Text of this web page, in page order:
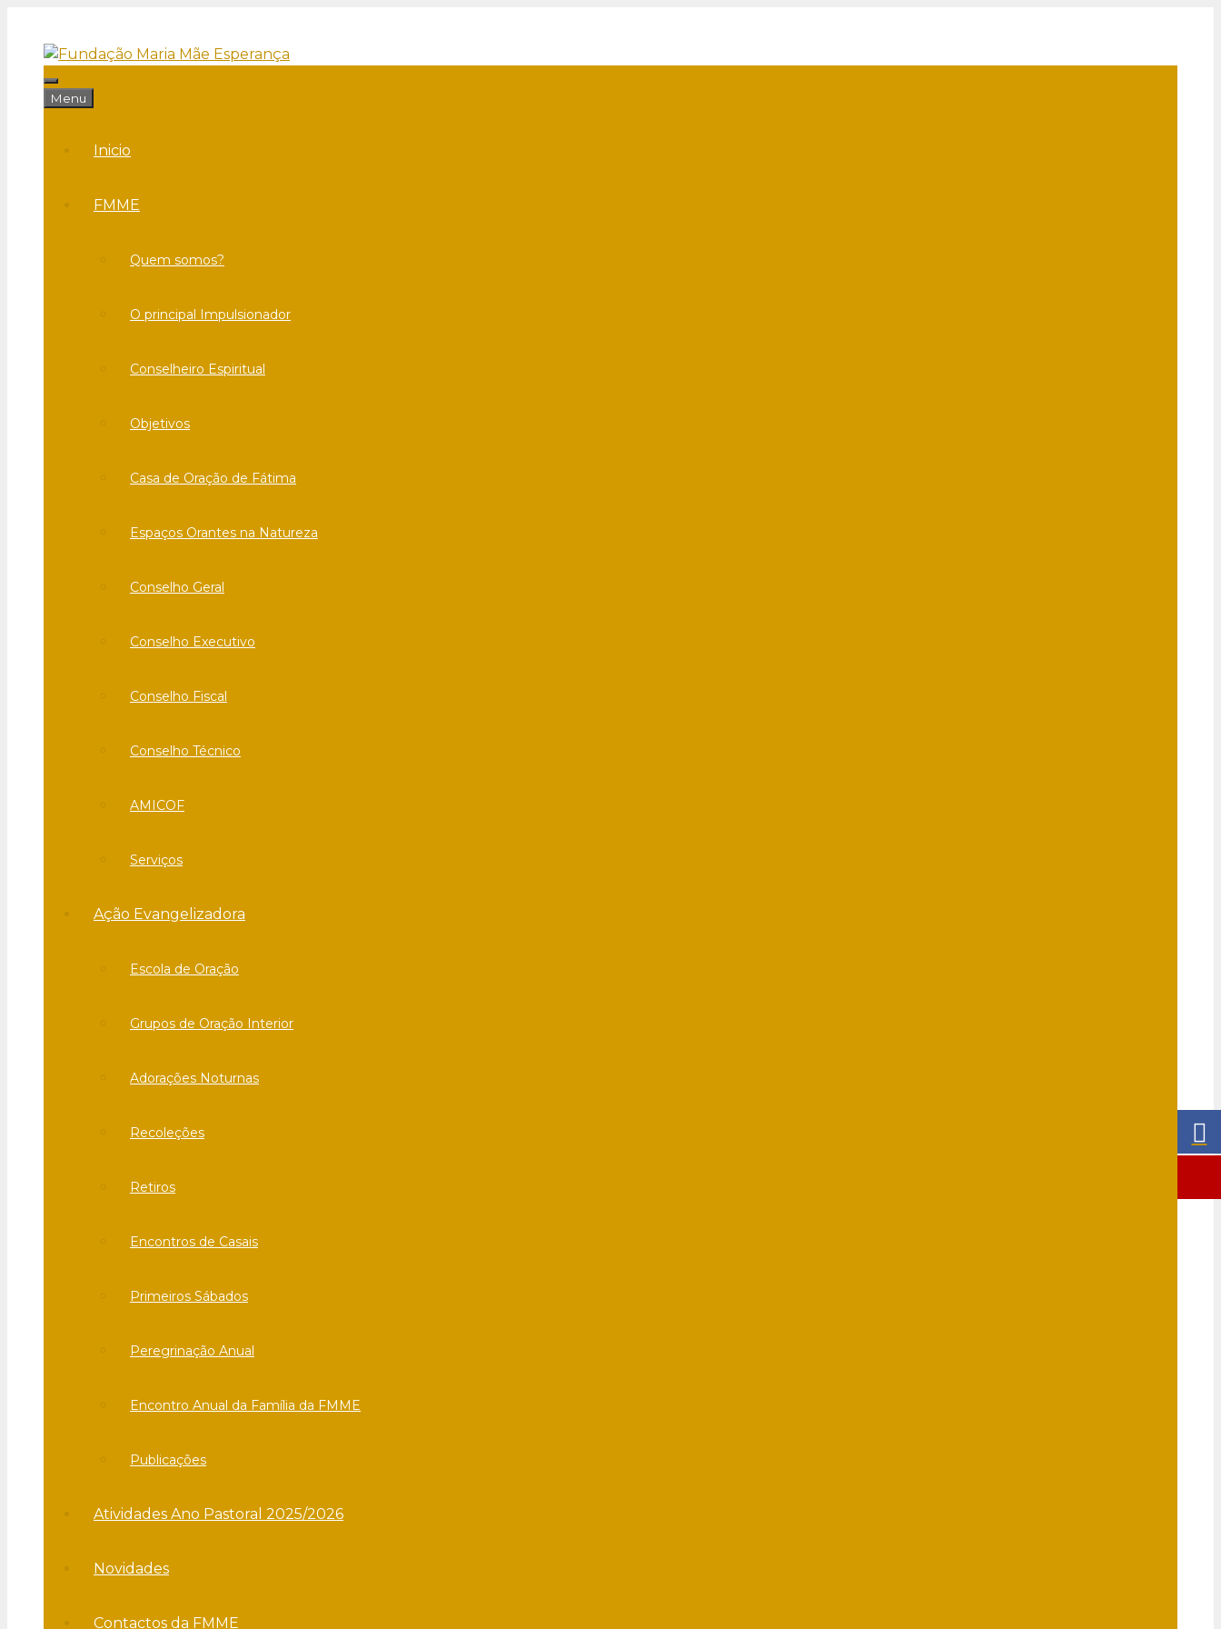
conteúdo
Menu
Menu
Inicio
FMME
Quem somos?
O principal Impulsionador
Conselheiro Espiritual
Objetivos
Casa de Oração de Fátima
Espaços Orantes na Natureza
Conselho Geral
Conselho Executivo
Conselho Fiscal
Conselho Técnico
AMICOF
Serviços
Ação Evangelizadora
Escola de Oração
Grupos de Oração Interior
Adorações Noturnas
Recoleções
Retiros
Encontros de Casais
Primeiros Sábados
Peregrinação Anual
Encontro Anual da Família da FMME
Publicações
Atividades Ano Pastoral 2025/2026
Novidades
Contactos da FMME